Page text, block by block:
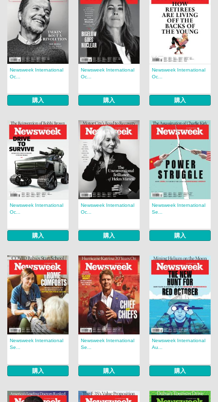
Newsweek International
Oc...
購入
Newsweek International
Oc...
購入
Newsweek International
Oc...
購入
Newsweek International
Oc...
購入
Newsweek International
Oc...
購入
Newsweek International
Se...
購入
Newsweek International
Se...
購入
Newsweek International
Se...
購入
Newsweek International
Au...
購入